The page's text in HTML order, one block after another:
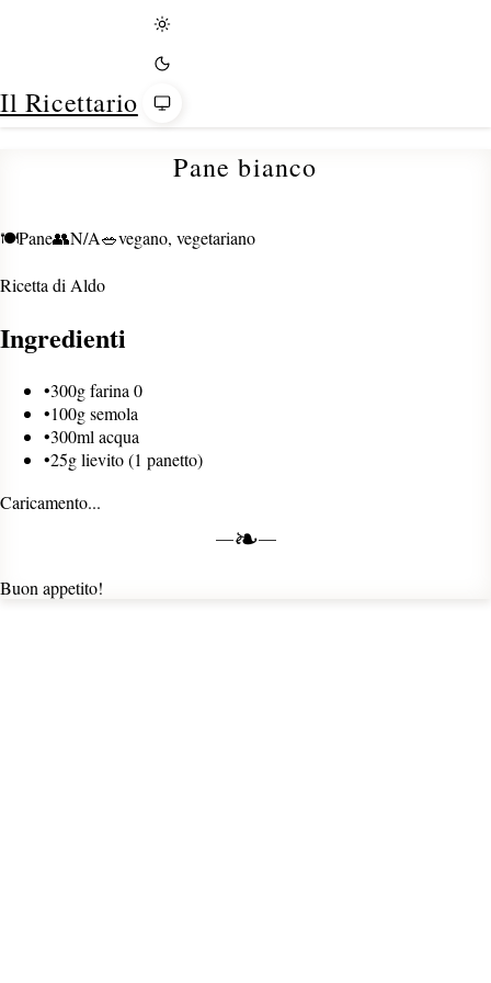
Il Ricettario
Tema
Pane bianco
🍽️Pane👥N/A🥗vegano, vegetariano
Ricetta di Aldo
Ingredienti
•300g farina 0
•100g semola
•300ml acqua
•25g lievito (1 panetto)
Caricamento...
❧
Buon appetito!